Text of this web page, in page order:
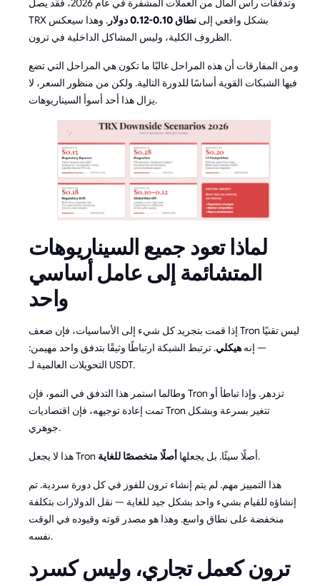
وتدفقات رأس المال من العملات المشفرة في عام 2026، فقد يصل
TRX بشكل واقعي إلى نطاق 0.10-0.12 دولار
. وهذا سيعكس
الظروف الكلية، وليس المشاكل الداخلية في ترون.
ومن المفارقات أن هذه المراحل غالبًا ما تكون هي المراحل التي تضع
فيها الشبكات القوية أساسًا للدورة التالية. ولكن من منظور السعر، لا
يزال هذا أحد أسوأ السيناريوهات.
لماذا تعود جميع السيناريوهات
المتشائمة إلى عامل أساسي
واحد
إذا قمت بتجريد كل شيء إلى الأساسيات، فإن ضعف Tron ليس تقنيًا
— إنه هيكلي. ترتبط الشبكة ارتباطًا وثيقًا بتدفق واحد مهيمن:
التحويلات العالمية لـ USDT.
وطالما استمر هذا التدفق في النمو، فإن Tron تزدهر. وإذا تباطأ أو
تمت إعادة توجيهه، فإن اقتصاديات Tron تتغير بسرعة وبشكل
جوهري.
هذا لا يجعل Tron أصلًا سيئًا. بل يجعلها أصلًا متخصصًا للغاية .
هذا التمييز مهم. لم يتم إنشاء ترون للفوز في كل دورة سردية. تم
إنشاؤه للقيام بشيء واحد بشكل جيد للغاية — نقل الدولارات بتكلفة
منخفضة على نطاق واسع. وهذا هو مصدر قوته وقيوده في الوقت
نفسه.
ترون كعمل تجاري، وليس كسرد